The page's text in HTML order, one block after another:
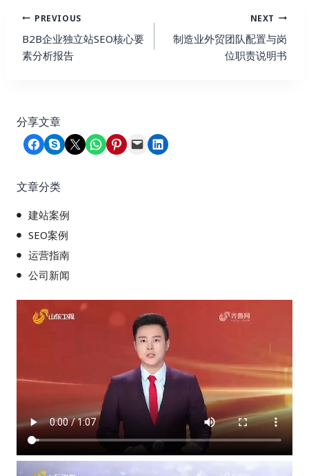
Post
Navigation
PREVIOUS
B2B企业独立站SEO核心要
素分析报告
NEXT
制造业外贸团队配置与岗
位职责说明书
分享文章
Share on Facebook
Share on Skype
Share on X Share on WhatsApp
Share on Pinterest
Email this PageShare on LinkedIn
文章分类
建站案例
SEO案例
运营指南
公司新闻